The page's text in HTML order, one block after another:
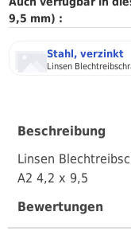
9,5 mm) :
Stahl, verzinkt
Linsen
Beschreibung
Linsen
A2 4,2 x 9,5
Bewertungen